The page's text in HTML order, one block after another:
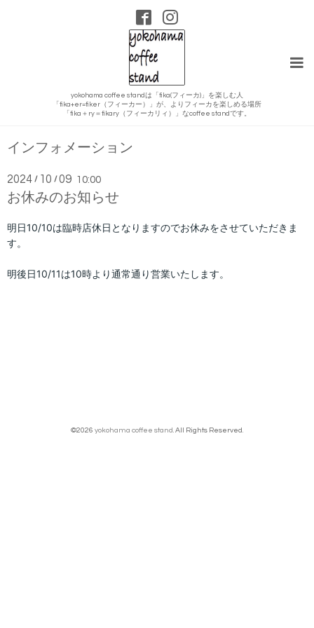
yokohama coffee standは「fika(フィーカ)」を楽しむ人
「fika+er=fiker（フィーカー）」が、よりフィーカを楽しめる場所
「fika＋ry＝fikary（フィーカリィ）」なcoffee standです。
インフォメーション
2024 / 10 /09 10:00
お休みのお知らせ
明日10/10は臨時店休日となりますのでお休みをさせていただきま
す。
明後日10/11は10時より通常通り営業いたします。
©2026 yokohama coffee stand. All Rights Reserved.